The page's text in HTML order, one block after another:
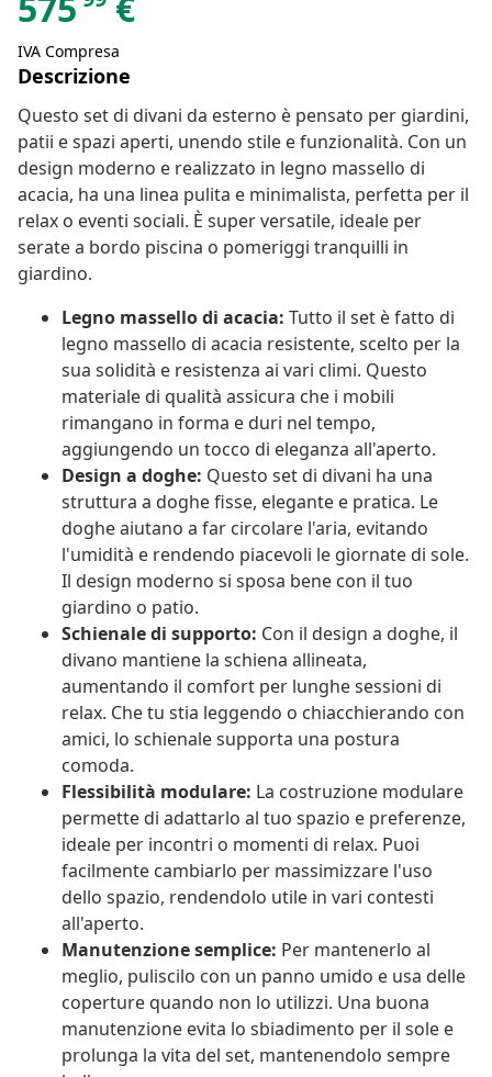
IVA Compresa
Descrizione
Questo set di divani da esterno è pensato per giardini,
patii e spazi aperti, unendo stile e funzionalità. Con un
design moderno e realizzato in legno massello di
acacia, ha una linea pulita e minimalista, perfetta per il
relax o eventi sociali. È super versatile, ideale per
serate a bordo piscina o pomeriggi tranquilli in
giardino.
Legno massello di acacia: Tutto il set è fatto di
legno massello di acacia resistente, scelto per la
sua solidità e resistenza ai vari climi. Questo
materiale di qualità assicura che i mobili
rimangano in forma e duri nel tempo,
aggiungendo un tocco di eleganza all'aperto.
Design a doghe: Questo set di divani ha una
struttura a doghe fisse, elegante e pratica. Le
doghe aiutano a far circolare l'aria, evitando
l'umidità e rendendo piacevoli le giornate di sole.
Il design moderno si sposa bene con il tuo
giardino o patio.
Schienale di supporto: Con il design a doghe, il
divano mantiene la schiena allineata,
aumentando il comfort per lunghe sessioni di
relax. Che tu stia leggendo o chiacchierando con
amici, lo schienale supporta una postura
comoda.
Flessibilità modulare: La costruzione modulare
permette di adattarlo al tuo spazio e preferenze,
ideale per incontri o momenti di relax. Puoi
facilmente cambiarlo per massimizzare l'uso
dello spazio, rendendolo utile in vari contesti
all'aperto.
Manutenzione semplice: Per mantenerlo al
meglio, puliscilo con un panno umido e usa delle
coperture quando non lo utilizzi. Una buona
manutenzione evita lo sbiadimento per il sole e
prolunga la vita del set, mantenendolo sempre